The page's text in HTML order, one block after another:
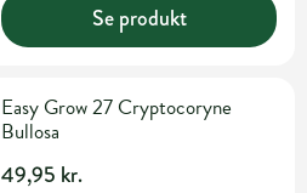
Se produkt
Easy Grow 27 Cryptocoryne
Bullosa
49,95 kr.